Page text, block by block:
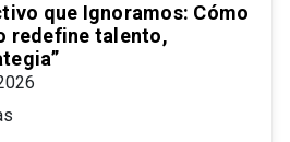
que Ignoramos: Cómo
redefine talento,